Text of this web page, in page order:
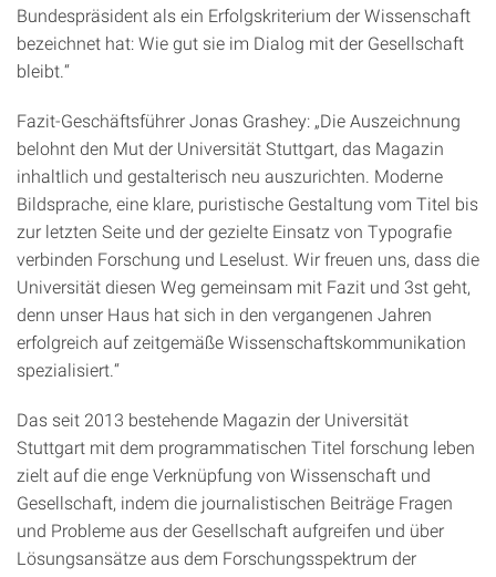
Bundespräsident als ein Erfolgskriterium der Wissenschaft
bezeichnet hat: Wie gut sie im Dialog mit der Gesellschaft
bleibt.“
Fazit-Geschäftsführer Jonas Grashey: „Die Auszeichnung
belohnt den Mut der Universität Stuttgart, das Magazin
inhaltlich und gestalterisch neu auszurichten. Moderne
Bildsprache, eine klare, puristische Gestaltung vom Titel bis
zur letzten Seite und der gezielte Einsatz von Typografie
verbinden Forschung und Leselust. Wir freuen uns, dass die
Universität diesen Weg gemeinsam mit Fazit und 3st geht,
denn unser Haus hat sich in den vergangenen Jahren
erfolgreich auf zeitgemäße Wissenschaftskommunikation
spezialisiert.“
Das seit 2013 bestehende Magazin der Universität
Stuttgart mit dem programmatischen Titel forschung leben
zielt auf die enge Verknüpfung von Wissenschaft und
Gesellschaft, indem die journalistischen Beiträge Fragen
und Probleme aus der Gesellschaft aufgreifen und über
Lösungsansätze aus dem Forschungsspektrum der